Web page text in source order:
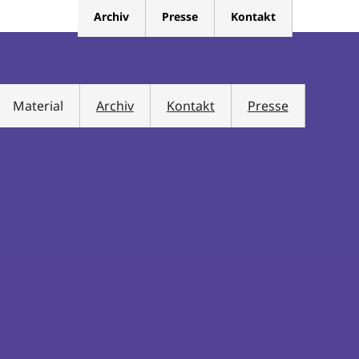
Archiv Presse Kontakt
Material Archiv Kontakt Presse